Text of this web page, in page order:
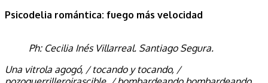
Psicodelia romántica: fuego más velocidad
Ph: Cecilia Inés Villarreal. Santiago Segura.
Una vitrola agogó, / tocando y tocando, /